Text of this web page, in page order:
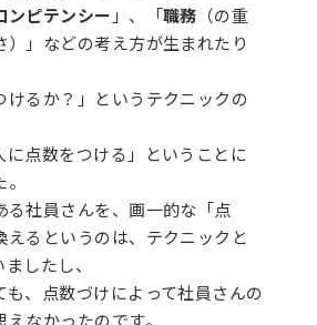
ンピテンシー 」、「職務 （の重
）」などの考え方が生まれたり
けるか？」というテクニックの
点数をつける」ということに
る社員さんを、画一的な「点
るというのは、テクニックと
したし、
、点数づけによって社員さんの
なかったのです。